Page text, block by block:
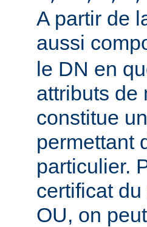
A partir de
aussi
le DN en
attributs de
constitue
permettant
particulier.
certificat
OU, on